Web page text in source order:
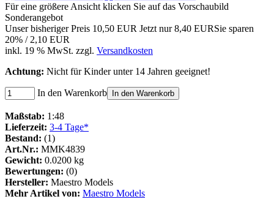
Für eine größere Ansicht klicken Sie auf das Vorschaubild
Sonderangebot
Unser bisheriger Preis 10,50 EUR Jetzt nur8,40 EURSie sparen
20% / 2,10 EUR
inkl. 19 % MwSt. zzgl. Versandkosten
Achtung: Nicht für Kinder unter 14 Jahren geeignet!
In den Warenkorb In den Warenkorb
Maßstab: 1:48
Lieferzeit: 3-4 Tage*
Bestand: (1)
Art.Nr.: MMK4839
Gewicht: 0.0200 kg
Bewertungen: (0)
Hersteller: Maestro Models
Mehr Artikel von: Maestro Models